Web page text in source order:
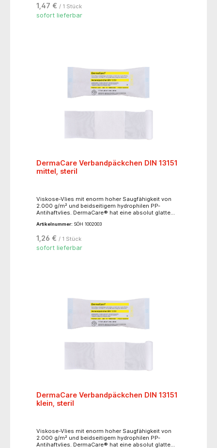
DermaCare® Kompresse, aufgesiegelt auf
elastische WS-Fixierbinde, stranguliert nicht.
1,47 € / 1 Stück
sofort lieferbar
DermaCare Verbandpäckchen DIN 13151
mittel, steril
Viskose-Vlies mit enorm hoher Saugfähigkeit von
2.000 g/m² und beidseitigem hydrophilen PP-
Antihaftvlies. DermaCare® hat eine absolut glatte
unbedenklich, frei von chemischen Bindemitteln. EO-
DermaCare® Kompresse, aufgesiegelt auf
elastische WS-Fixierbinde, stranguliert nicht.
Artikelnummer: SÖH 1002003
1,26 € / 1 Stück
sofort lieferbar
DermaCare Verbandpäckchen DIN 13151
klein, steril
Viskose-Vlies mit enorm hoher Saugfähigkeit von
2.000 g/m² und beidseitigem hydrophilen PP-
Antihaftvlies. DermaCare® hat eine absolut glatte